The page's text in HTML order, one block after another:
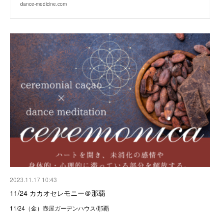
dance-medicine.com
2023.11.17 10:43
11/24 カカオセレモニー＠那覇
11/24（金）壺屋ガーデンハウス/那覇